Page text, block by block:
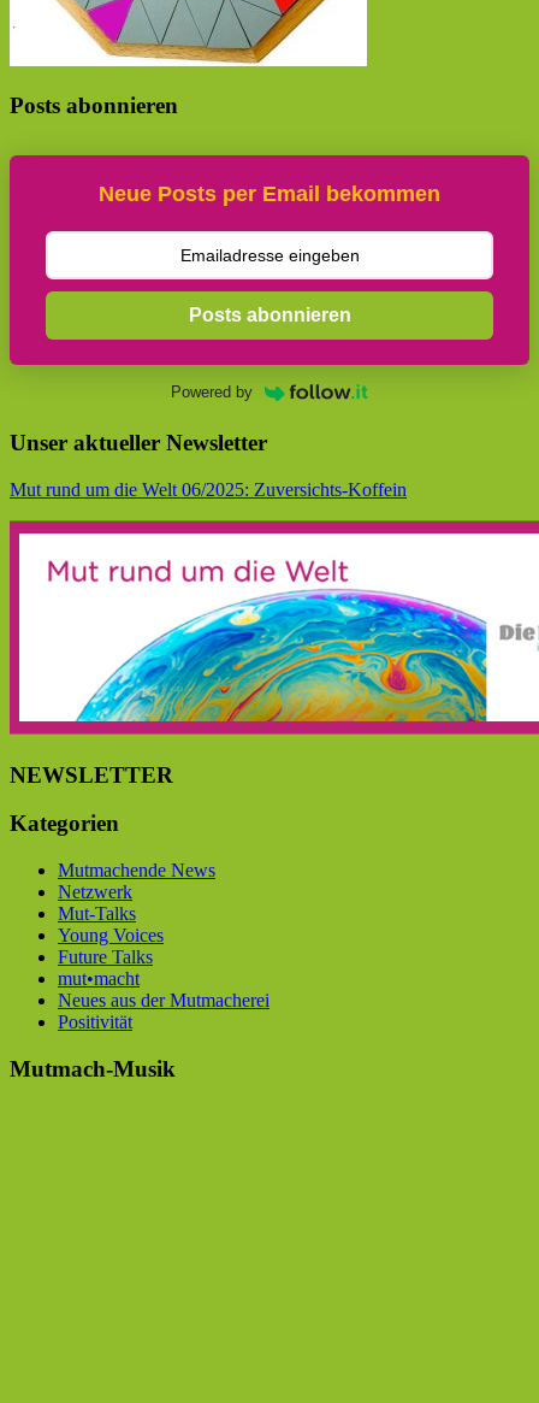
Posts abonnieren
Neue Posts per Email bekommen
Posts abonnieren
Powered by
Unser aktueller Newsletter
Mut rund um die Welt 06/2025: Zuversichts-Koffein
NEWSLETTER
Kategorien
Mutmachende News
Netzwerk
Mut-Talks
Young Voices
Future Talks
mut•macht
Neues aus der Mutmacherei
Positivität
Mutmach-Musik